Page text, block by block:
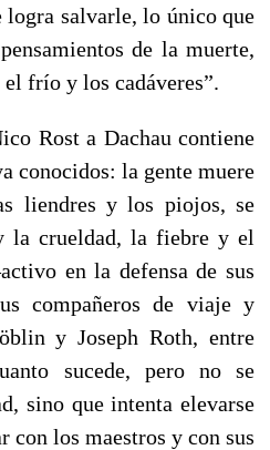
salvarle, lo único que
de la muerte,
frío y los cadáveres”.
Rost a Dachau contiene
conocidos: la gente muere
liendres y los piojos, se
la crueldad, la fiebre y el
en la defensa de sus
compañeros de viaje y
y Joseph Roth, entre
sucede, pero no se
sino que intenta elevarse
con los maestros y con sus